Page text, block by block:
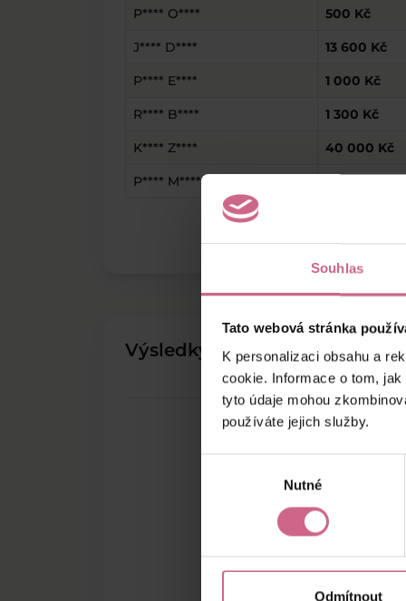
Souhlas
Tato webová stránka
K personalizaci obsahu a
cookie. Informace o tom,
tyto údaje mohou
používáte jejich služby.
Nutné
Odmítnout
P**** O**** 500 Kč
J**** D**** 13 600 Kč
P**** E**** 1 000 Kč
R**** B**** 1 300 Kč
K**** Z**** 40 000 Kč
P**** M****
Výsledky těžby